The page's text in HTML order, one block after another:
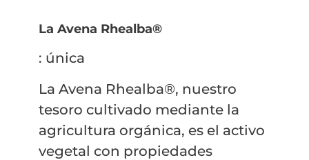
La Avena Rhealba®
: única
La Avena Rhealba®, nuestro
tesoro cultivado mediante la
agricultura orgánica, es el activo
vegetal con propiedades